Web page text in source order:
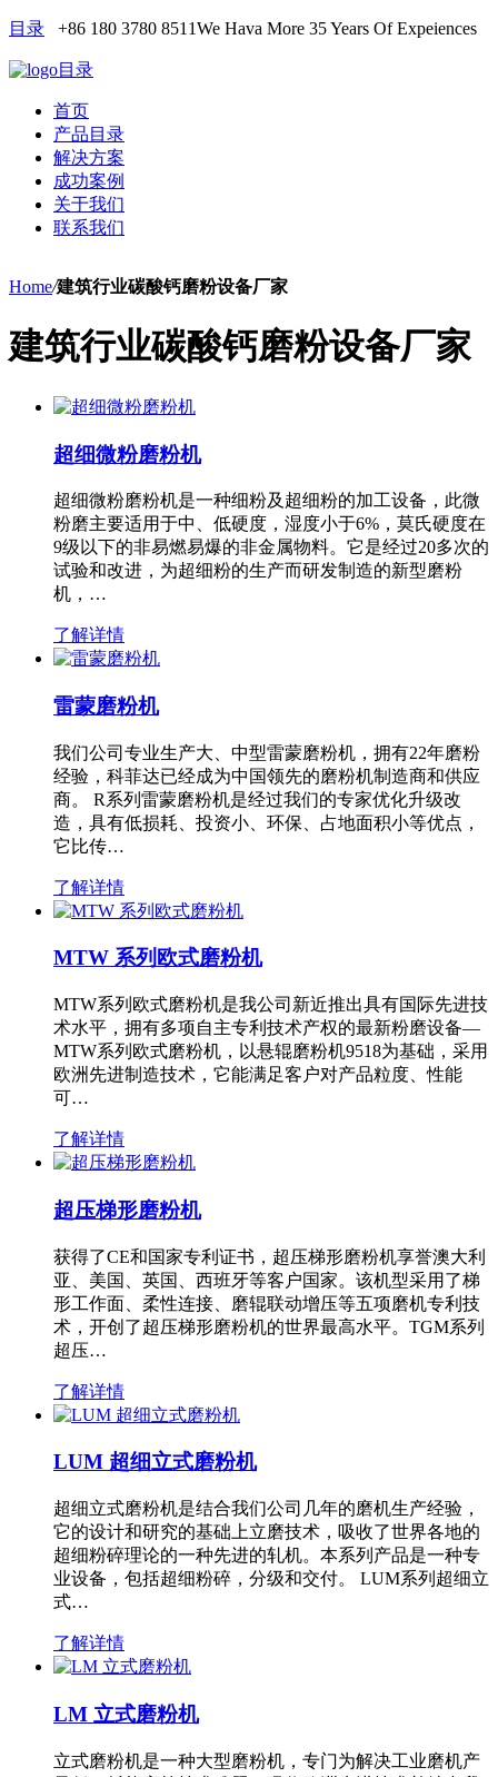
目录 +86 180 3780 8511We Hava More 35 Years Of Expeiences
目录
首页
产品目录
解决方案
成功案例
关于我们
联系我们
Home/建筑行业碳酸钙磨粉设备厂家
建筑行业碳酸钙磨粉设备厂家
超细微粉磨粉机
超细微粉磨粉机是一种细粉及超细粉的加工设备，此微
粉磨主要适用于中、低硬度，湿度小于6%，莫氏硬度在
9级以下的非易燃易爆的非金属物料。它是经过20多次的
试验和改进，为超细粉的生产而研发制造的新型磨粉
机，…
了解详情
雷蒙磨粉机
我们公司专业生产大、中型雷蒙磨粉机，拥有22年磨粉
经验，科菲达已经成为中国领先的磨粉机制造商和供应
商。 R系列雷蒙磨粉机是经过我们的专家优化升级改
造，具有低损耗、投资小、环保、占地面积小等优点，
它比传…
了解详情
MTW 系列欧式磨粉机
MTW系列欧式磨粉机是我公司新近推出具有国际先进技
术水平，拥有多项自主专利技术产权的最新粉磨设备—
MTW系列欧式磨粉机，以悬辊磨粉机9518为基础，采用
欧洲先进制造技术，它能满足客户对产品粒度、性能
可…
了解详情
超压梯形磨粉机
获得了CE和国家专利证书，超压梯形磨粉机享誉澳大利
亚、美国、英国、西班牙等客户国家。该机型采用了梯
形工作面、柔性连接、磨辊联动增压等五项磨机专利技
术，开创了超压梯形磨粉机的世界最高水平。TGM系列
超压…
了解详情
LUM 超细立式磨粉机
超细立式磨粉机是结合我们公司几年的磨机生产经验，
它的设计和研究的基础上立磨技术，吸收了世界各地的
超细粉碎理论的一种先进的轧机。本系列产品是一种专
业设备，包括超细粉碎，分级和交付。 LUM系列超细立
式…
了解详情
LM 立式磨粉机
立式磨粉机是一种大型磨粉机，专门为解决工业磨机产